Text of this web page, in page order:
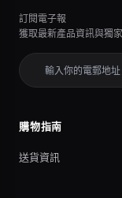
訂閱電子報
獲取最新產品資訊與獨
購物指南
送貨資訊